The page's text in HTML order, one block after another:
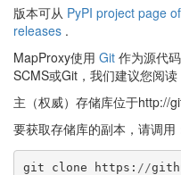
版本可从 PyPI project page
releases .
MapProxy使用 Git 作为源代
SCMS或Git，我们建议您阅读
主（权威）存储库位于http://
要获取存储库的副本，请调用
git clone https : //